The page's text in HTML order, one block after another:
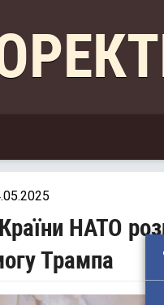
НАТО
Трампа